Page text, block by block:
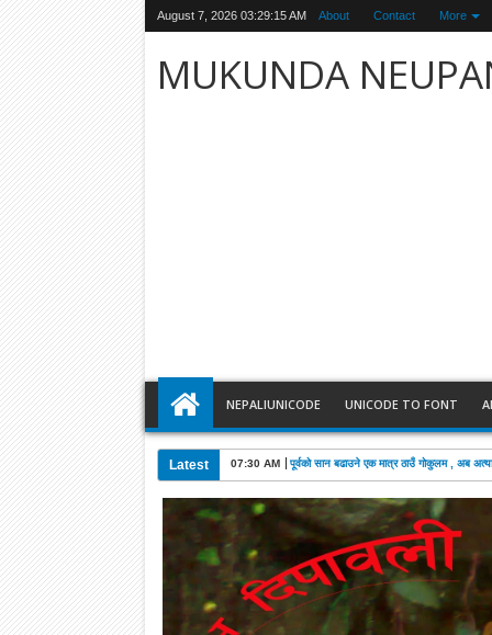
August 7, 2026 03:29:16 AM About Contact More
MUKUNDA
NEPALIUNICODE UNICODE TO FONT
Latest 03:28 AM खड्काको निधनमा कांग्रेसले पाँच दिन शोक मनाउने: